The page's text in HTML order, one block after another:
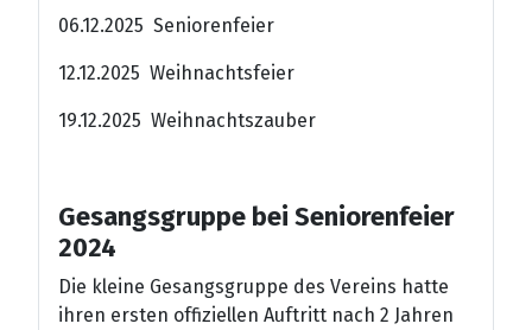
06.12.2025 Seniorenfeier
12.12.2025 Weihnachtsfeier
19.12.2025 Weihnachtszauber
Gesangsgruppe bei Seniorenfeier
2024
Die kleine Gesangsgruppe des Vereins hatte
ihren ersten offiziellen Auftritt nach 2 Jahren